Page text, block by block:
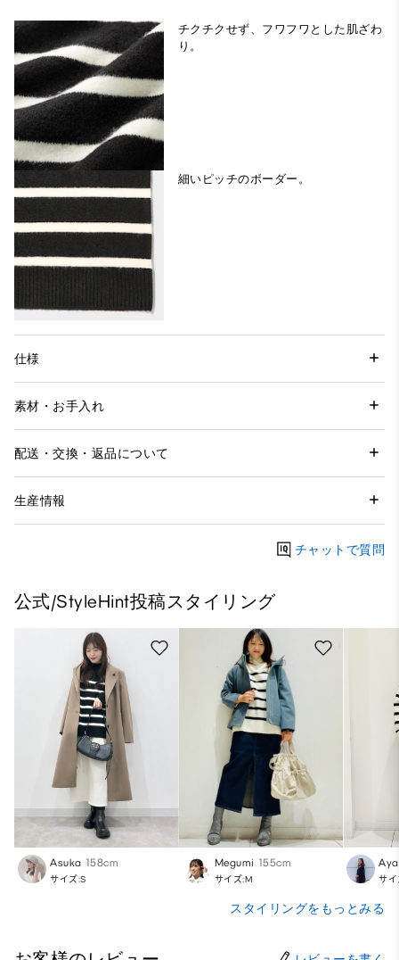
チクチクせず、フワフワとした肌ざわ
り。
細いピッチのボーダー。
仕様
素材・お手入れ
配送・交換・返品について
生産情報
チャットで質問
公式/StyleHint投稿スタイリング
Asuka 158cm
サイズ:S
Megumi 155cm
サイズ:M サ
スタイリングをもっとみる